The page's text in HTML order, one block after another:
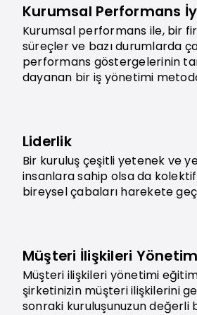
Kurumsal Performans
Kurumsal performans ile, bir
süreçler ve bazı durumlarda
performans göstergelerinin
dayanan bir iş yönetimi
Liderlik
Bir kuruluş çeşitli yetenek ve
insanlara sahip olsa da
bireysel çabaları harekete
Müşteri İlişkileri
Müşteri ilişkileri yönetimi
şirketinizin müşteri ilişkilerini
sonraki kuruluşunuzun değerli